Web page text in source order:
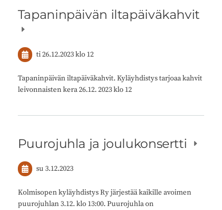
Tapaninpäivän iltapäiväkahvit
ti 26.12.2023klo 12
Tapaninpäivän iltapäiväkahvit. Kyläyhdistys tarjoaa kahvit
leivonnaisten kera 26.12. 2023 klo 12
Puurojuhla ja joulukonsertti
su 3.12.2023
Kolmisopen kyläyhdistys Ry järjestää kaikille avoimen
puurojuhlan 3.12. klo 13:00. Puurojuhla on